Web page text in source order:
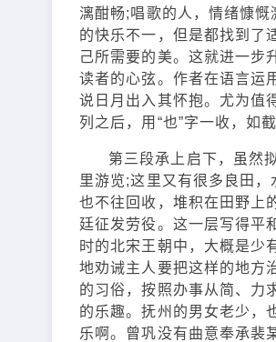
漓酣畅;唱歌的人，情绪慷
的快乐不一，但是都找到了
己所需要的美。这就进一步
读者的心弦。作者在语言运
说日月出入其怀抱。尤为值
列之后，用“也”字一收，如
第三段承上启下，虽然
里游览;这里又有很多良田
也不往回收，堆积在田野上
廷征发劳役。这一层写得平
时的北宋王朝中，大概是少
地劝诫主人要把这样的地方
的习俗，按照办事从简、力
的乐趣。抚州的男女老少，
乐啊。曾巩没有曲意奉承裴